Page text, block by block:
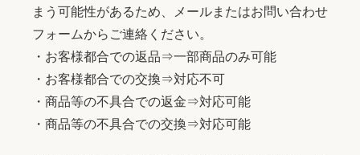
まう可能性があるため、メールまたはお問い合わせ
フォームからご連絡ください。
・お客様都合での返品⇒一部商品のみ可能
・お客様都合での交換⇒対応不可
・商品等の不具合での返金⇒対応可能
・商品等の不具合での交換⇒対応可能